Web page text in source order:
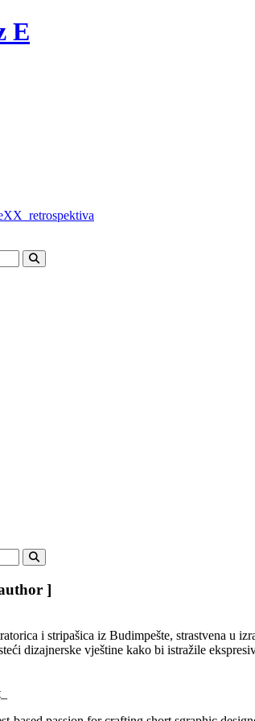
E
Search
Search
]
i stripašica iz Budimpešte, strastvena u
dizajnerske vještine kako bi istražile